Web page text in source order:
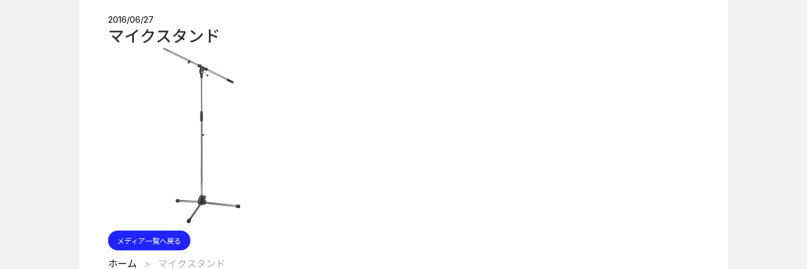
2016/06/27
マイクスタンド
メディア一覧へ戻る
ホーム マイクスタンド